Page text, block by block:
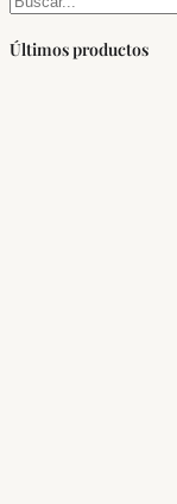
Últimos productos